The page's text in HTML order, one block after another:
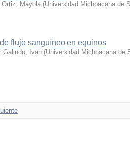
Ortiz, Mayola (Universidad Michoacana de
flujo sanguíneo en equinos
Galindo, Iván (Universidad Michoacana de